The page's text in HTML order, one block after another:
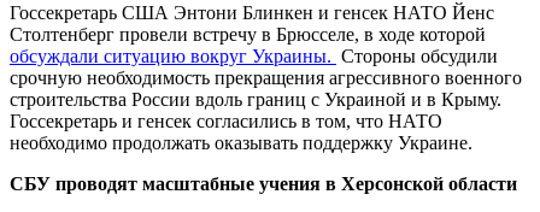
Госсекретарь США Энтони Блинкен и генсек НАТО Йенс
Столтенберг провели встречу в Брюсселе, в ходе которой
обсуждали ситуацию вокруг Украины. Стороны обсудили
срочную необходимость прекращения агрессивного военного
строительства России вдоль границ с Украиной и в Крыму.
Госсекретарь и генсек согласились в том, что НАТО
необходимо продолжать оказывать поддержку Украине.
СБУ проводят масштабные учения в Херсонской области